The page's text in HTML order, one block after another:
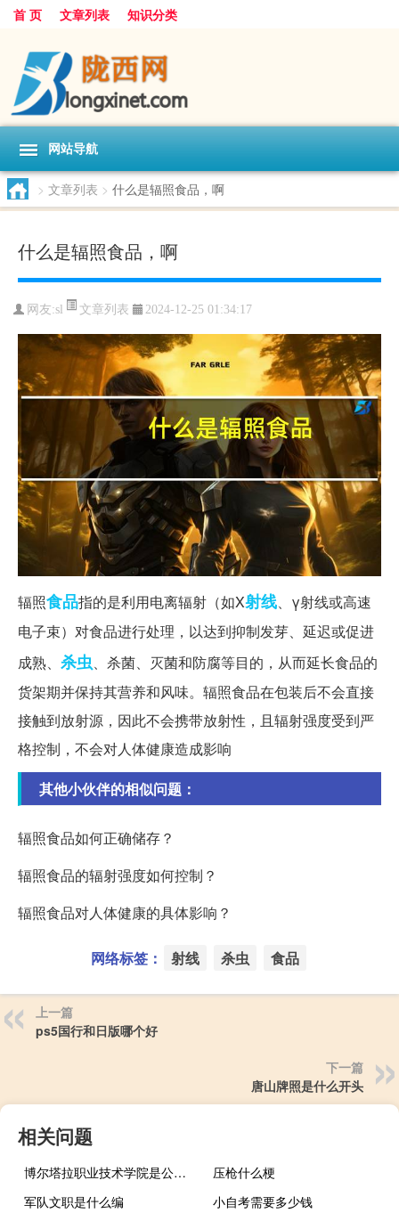
首 页 文章列表 知识分类
网站导航
> 文章列表 > 什么是辐照食品，啊
什么是辐照食品，啊
网友:sl 文章列表 2024-12-25 01:34:17
辐照食品指的是利用电离辐射（如X射线、γ射线或高速
电子束）对食品进行处理，以达到抑制发芽、延迟或促进
成熟、 杀虫、杀菌、灭菌和防腐等目的，从而延长食品的
货架期并保持其营养和风味。辐照食品在包装后不会直接
接触到放射源，因此不会携带放射性，且辐射强度受到严
格控制，不会对人体健康造成影响
其他小伙伴的相似问题：
辐照食品如何正确储存？
辐照食品的辐射强度如何控制？
辐照食品对人体健康的具体影响？
网络标签： 射线 杀虫 食品
上一篇
ps5国行和日版哪个好
下一篇
唐山牌照是什么开头
相关问题
博尔塔拉职业技术学院是公办还是民办
压枪什么梗
军队文职是什么编
小自考需要多少钱